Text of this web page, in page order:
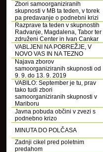
Zbori samoorganiziranih
skupnosti v MB ta teden, v torek
pa predavanje o podnebni krizi
Razprave ta teden v skupnostih
Radvanje, Magdalena, Tabor ter
združeni Center in Ivan Cankar
VABLJENI NA POBREŽJE, V
NOVO VAS IN NA TEZNO
Najava zborov
samoorganiziranih skupnosti od
9. 9. do 13. 9. 2019
VABILO: September je tu, prav
tako tudi zbori
samoorganiziranih skupnosti v
Mariboru
Javna pobuda občini v zvezi s
podnebno krizo
MINUTA DO POLČASA
Zadnji cikel pred poletnim
predahom